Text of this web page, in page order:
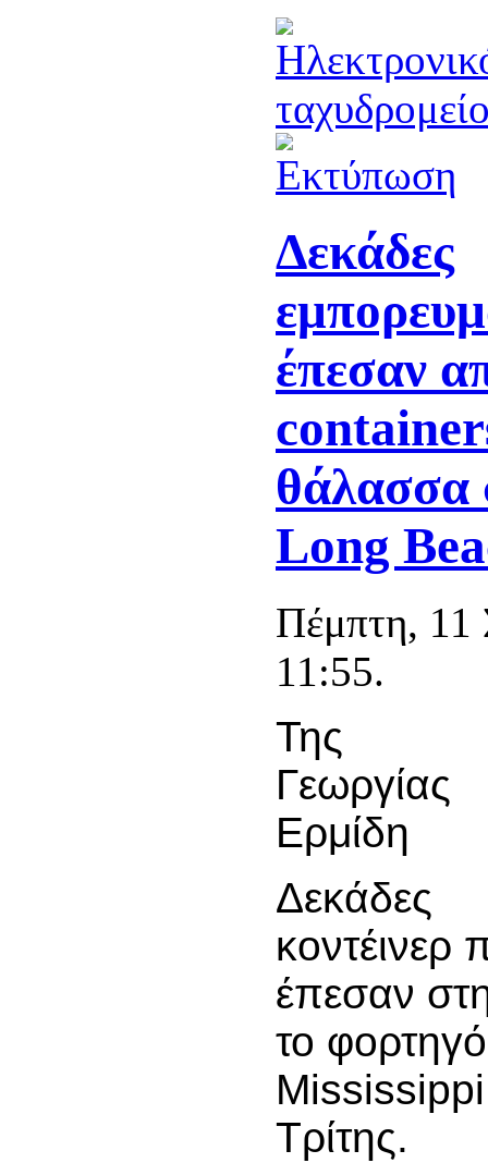
Δεκάδες
έπεσαν
θάλασσα
Long
Πέμπτη, 11
11:55.
Της
Γεωργίας
Ερμίδη
Δεκάδες
κοντέινερ
έπεσαν
το
Τρίτης.